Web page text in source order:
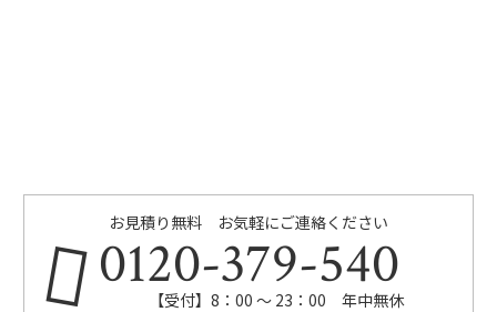
お見積り無料 お気軽にご連絡ください
0120-379-540
【受付】8：00 ～ 23：00 年中無休